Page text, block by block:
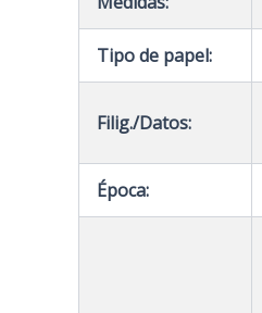
Tipo de papel:
Filig./Datos:
Época: